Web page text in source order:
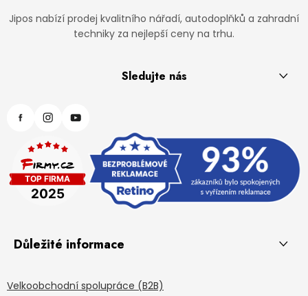
Jipos nabízí prodej kvalitního nářadí, autodoplňků a zahradní
techniky za nejlepší ceny na trhu.
Sledujte nás
Důležité informace
Velkoobchodní spolupráce (B2B)